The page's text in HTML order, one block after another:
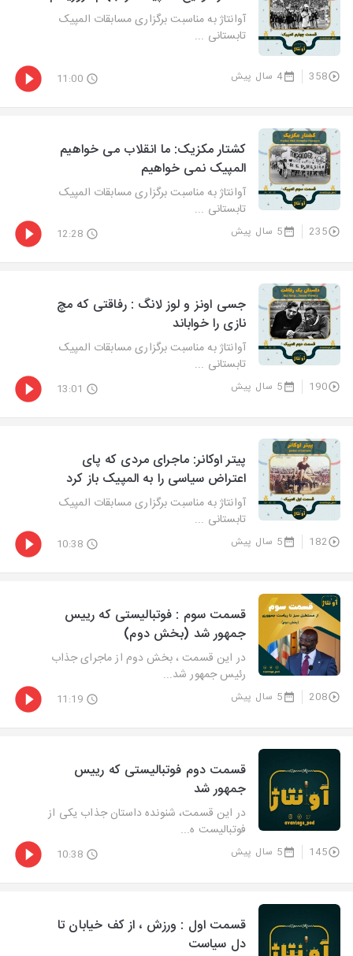
آوانتاژ به مناسبت برگزاری مسابقات المپیک
تابستانی ...
358 4 سال پیش 11:00
کشتار مکزیک: ما انقلاب می خواهیم
المپیک نمی خواهیم
آوانتاژ به مناسبت برگزاری مسابقات المپیک
تابستانی ...
235 5 سال پیش 12:28
جسی اونز و لوز لانگ : رفاقتی که مچ
نازی را خواباند
آوانتاژ به مناسبت برگزاری مسابقات المپیک
تابستانی ...
190 5 سال پیش 13:01
پیتر اوکانر: ماجرای مردی که پای
اعتراض سیاسی را به المپیک باز کرد
آوانتاژ به مناسبت برگزاری مسابقات المپیک
تابستانی ...
182 5 سال پیش 10:38
قسمت سوم : فوتبالیستی که رییس
جمهور شد (بخش دوم)
در این قسمت ، بخش دوم از ماجرای جذاب
رئیس جمهور شد...
208 5 سال پیش 11:19
قسمت دوم فوتبالیستی که رییس
جمهور شد
در این قسمت، شنونده داستان جذاب یکی از
فوتبالیست ه...
145 5 سال پیش 10:38
قسمت اول : ورزش ، از کف خیابان تا
دل سیاست